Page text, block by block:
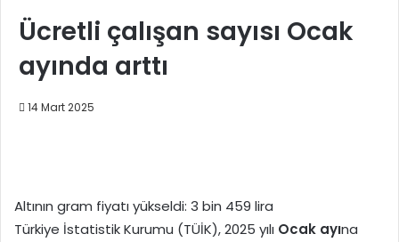
Ücretli çalışan sayısı Ocak
ayında arttı
14 Mart 2025
Altının gram fiyatı yükseldi: 3 bin 459 lira
Türkiye İstatistik Kurumu (TÜİK), 2025 yılı Ocak ayına